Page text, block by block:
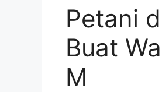
Petani
Buat
M